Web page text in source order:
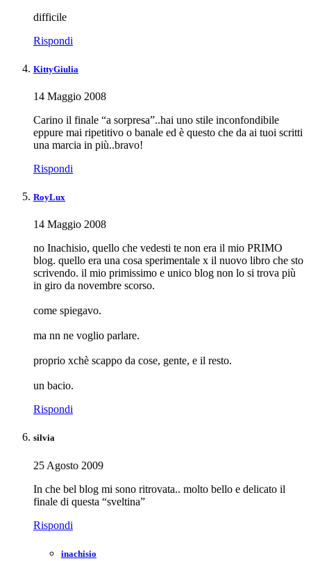
difficile
Rispondi
KittyGiulia
14 Maggio 2008
Carino il finale “a sorpresa”..hai uno stile inconfondibile
eppure mai ripetitivo o banale ed è questo che da ai tuoi scritti
una marcia in più..bravo!
Rispondi
RoyLux
14 Maggio 2008
no Inachisio, quello che vedesti te non era il mio PRIMO
blog. quello era una cosa sperimentale x il nuovo libro che sto
scrivendo. il mio primissimo e unico blog non lo si trova più
in giro da novembre scorso.
come spiegavo.
ma nn ne voglio parlare.
proprio xchè scappo da cose, gente, e il resto.
un bacio.
Rispondi
silvia
25 Agosto 2009
In che bel blog mi sono ritrovata.. molto bello e delicato il
finale di questa “sveltina”
Rispondi
inachisio